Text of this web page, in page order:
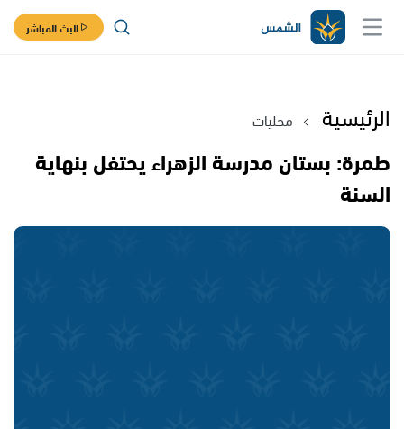
البث المباشر
الرئيسية محليات
طمرة: بستان مدرسة الزهراء يحتفل بنهاية
السنة